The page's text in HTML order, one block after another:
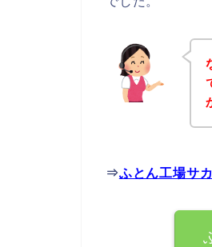
⇒ふとん工場サ